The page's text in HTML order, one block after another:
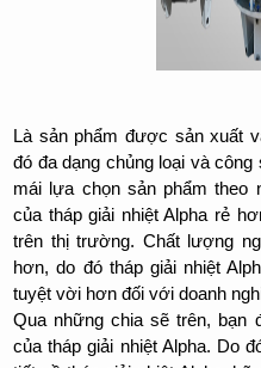
Là sản phẩm được sản xuất
đó đa dạng chủng loại và
mái lựa chọn sản phẩm theo
của tháp giải nhiệt Alpha rẻ
trên thị trường. Chất lượng
hơn, do đó tháp giải nhiệt
tuyệt vời hơn đối với doanh
Qua những chia sẽ trên, bạn
của tháp giải nhiệt Alpha. Do